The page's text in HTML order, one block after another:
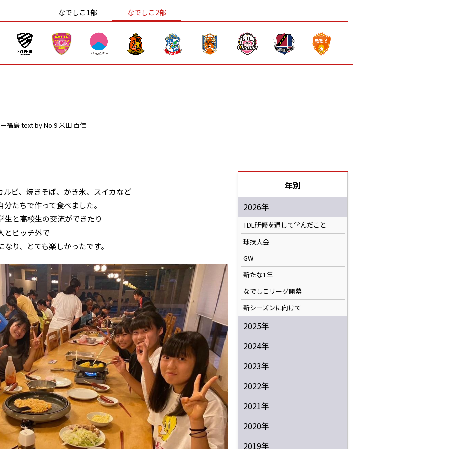
なでしこ1部 なでしこ2部
福島text by No.9 米田 百佳
ビ、焼きそば、かき氷、スイカなど
たちで作って食べました。
と高校生の交流ができたり
とピッチ外で
り、とても楽しかったです。
年別
2026年
TDL研修を通して学んだこと
球技大会
GW
新たな1年
なでしこリーグ開幕
新シーズンに向けて
2025年
2024年
2023年
2022年
2021年
2020年
2019年